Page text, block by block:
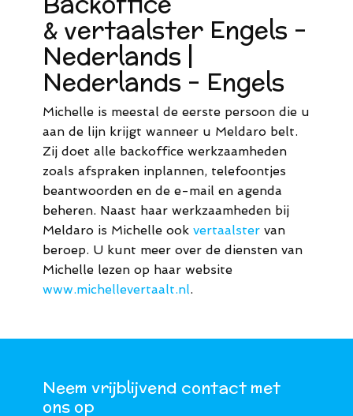
& vertaalster Engels -
Nederlands |
Nederlands - Engels
Michelle is meestal de eerste persoon die u
aan de lijn krijgt wanneer u Meldaro belt.
Zij doet alle backoffice werkzaamheden
zoals afspraken inplannen, telefoontjes
beantwoorden en de e-mail en agenda
beheren. Naast haar werkzaamheden bij
Meldaro is Michelle ook vertaalster van
beroep. U kunt meer over de diensten van
Michelle lezen op haar website
www.michellevertaalt.nl.
Neem vrijblijvend contact met
ons op